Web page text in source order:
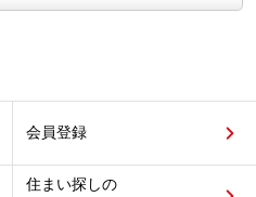
会員登録
住まい探しの